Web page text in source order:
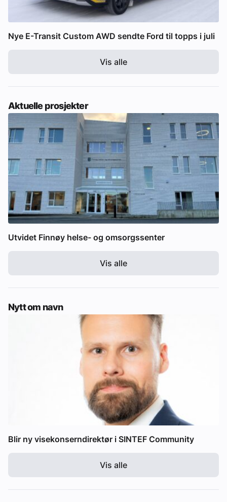
Nye E-Transit Custom AWD sendte Ford til topps i juli
Vis alle
Aktuelle prosjekter
Utvidet Finnøy helse- og omsorgssenter
Vis alle
Nytt om navn
Blir ny visekonserndirektør i SINTEF Community
Vis alle